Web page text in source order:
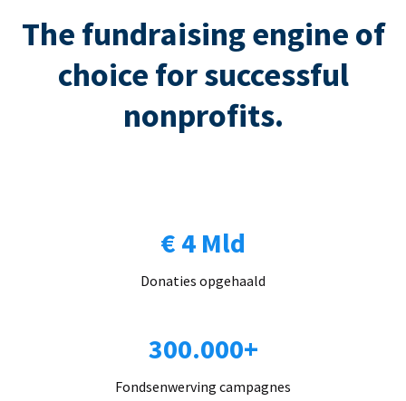
The fundraising engine of
choice for successful
nonprofits.
€ 4 Mld
Donaties opgehaald
300.000+
Fondsenwerving campagnes